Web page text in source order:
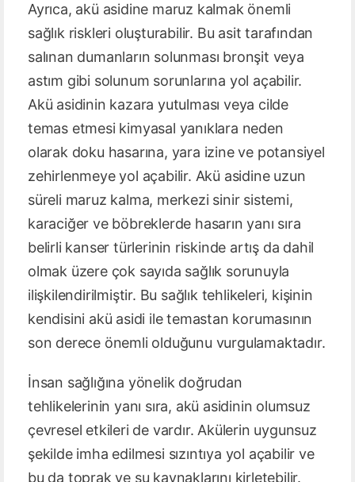
Ayrıca, akü asidine maruz kalmak önemli
sağlık riskleri oluşturabilir. Bu asit tarafından
salınan dumanların solunması bronşit veya
astım gibi solunum sorunlarına yol açabilir.
Akü asidinin kazara yutulması veya cilde
temas etmesi kimyasal yanıklara neden
olarak doku hasarına, yara izine ve potansiyel
zehirlenmeye yol açabilir. Akü asidine uzun
süreli maruz kalma, merkezi sinir sistemi,
karaciğer ve böbreklerde hasarın yanı sıra
belirli kanser türlerinin riskinde artış da dahil
olmak üzere çok sayıda sağlık sorunuyla
ilişkilendirilmiştir. Bu sağlık tehlikeleri, kişinin
kendisini akü asidi ile temastan korumasının
son derece önemli olduğunu vurgulamaktadır.
İnsan sağlığına yönelik doğrudan
tehlikelerinin yanı sıra, akü asidinin olumsuz
çevresel etkileri de vardır. Akülerin uygunsuz
şekilde imha edilmesi sızıntıya yol açabilir ve
bu da toprak ve su kaynaklarını kirletebilir.